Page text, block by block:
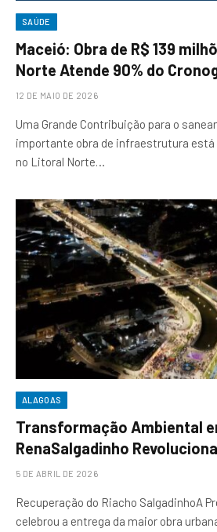
SAÚDE
Maceió: Obra de R$ 139
Norte Atende 90% do
12 DE MAIO DE 2026
Uma Grande Contribuição para o
importante obra de infraestrutura está
no Litoral Norte…
ALAGOAS
Transformação Ambiental
RenaSalgadinho
5 DE ABRIL DE 2026
Recuperação do Riacho SalgadinhoA
celebrou a entrega da maior obra